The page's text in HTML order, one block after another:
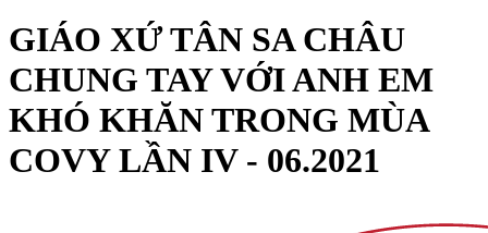
GIÁO XỨ TÂN SA CHÂU
CHUNG TAY VỚI ANH EM
KHÓ KHĂN TRONG MÙA
COVY LẦN IV - 06.2021